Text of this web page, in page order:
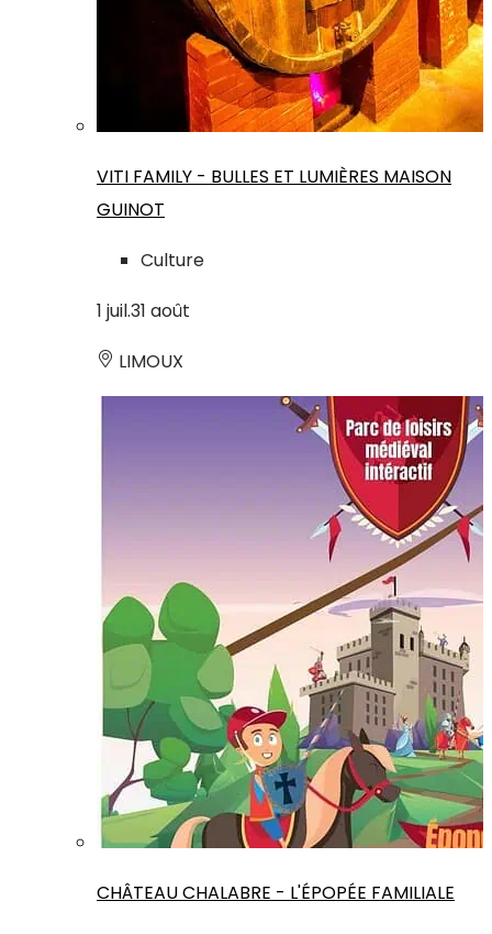
VITI FAMILY - BULLES ET LUMIÈRES MAISON
GUINOT
Culture
1 juil.31 août
LIMOUX
CHÂTEAU CHALABRE - L'ÉPOPÉE FAMILIALE